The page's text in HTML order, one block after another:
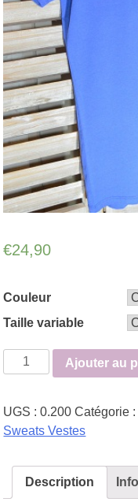
€24,90
Couleur
Taille variable
quantité
de
shirt
coton
P-
club
Ajouter au
UGS :0.200 Catégorie :
Sweats Vestes
Description